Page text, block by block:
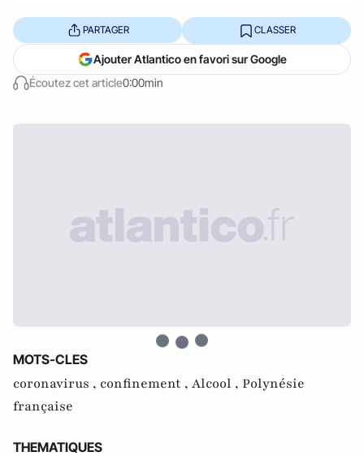
Écoutez cet article0:00min
PARTAGER CLASSER
Ajouter Atlantico en favori sur Google
MOTS-CLES
coronavirus , confinement , Alcool , Polynésie
française
THEMATIQUES